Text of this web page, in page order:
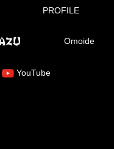
PROFILE
Omoide
YouTube